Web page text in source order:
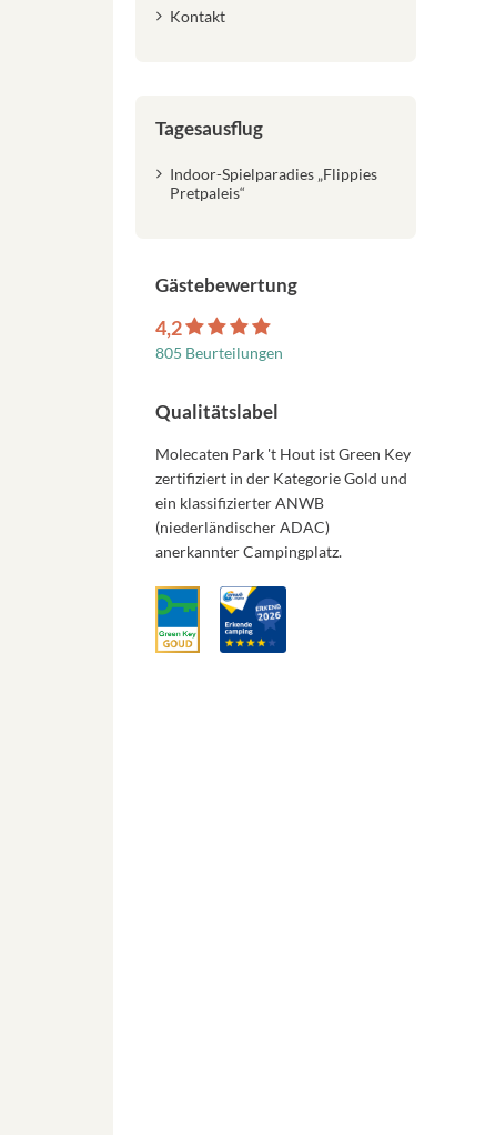
Kontakt
Tagesausflug
Indoor-Spielparadies „Flippies
Pretpaleis“
Gästebewertung
4,2
805 Beurteilungen
Qualitätslabel
Molecaten Park 't Hout ist Green Key
zertifiziert in der Kategorie Gold und
ein klassifizierter ANWB
(niederländischer ADAC)
anerkannter Campingplatz.